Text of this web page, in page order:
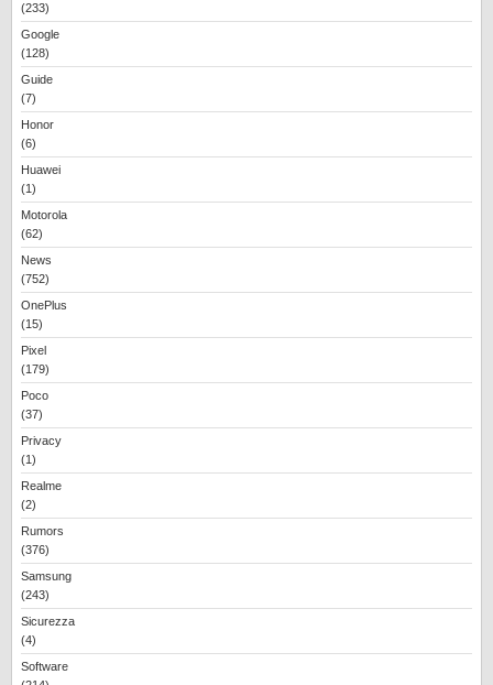
(233)
Google
(128)
Guide
(7)
Honor
(6)
Huawei
(1)
Motorola
(62)
News
(752)
OnePlus
(15)
Pixel
(179)
Poco
(37)
Privacy
(1)
Realme
(2)
Rumors
(376)
Samsung
(243)
Sicurezza
(4)
Software